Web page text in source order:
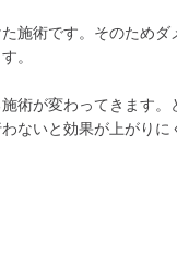
施術です。そのためダ
。
術が変わってきます。
ないと効果が上がりに